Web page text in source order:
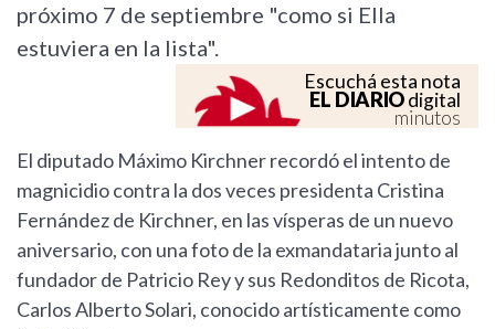
próximo 7 de septiembre "como si Ella
estuviera en la lista".
Escuchá esta nota
EL DIARIOdigital
minutos
El diputado Máximo Kirchner recordó el intento de
magnicidio contra la dos veces presidenta Cristina
Fernández de Kirchner, en las vísperas de un nuevo
aniversario, con una foto de la exmandataria junto al
fundador de Patricio Rey y sus Redonditos de Ricota,
Carlos Alberto Solari, conocido artísticamente como